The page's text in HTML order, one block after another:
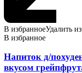
В избранноеУдалить
В избранное
Напиток д/
вкусом